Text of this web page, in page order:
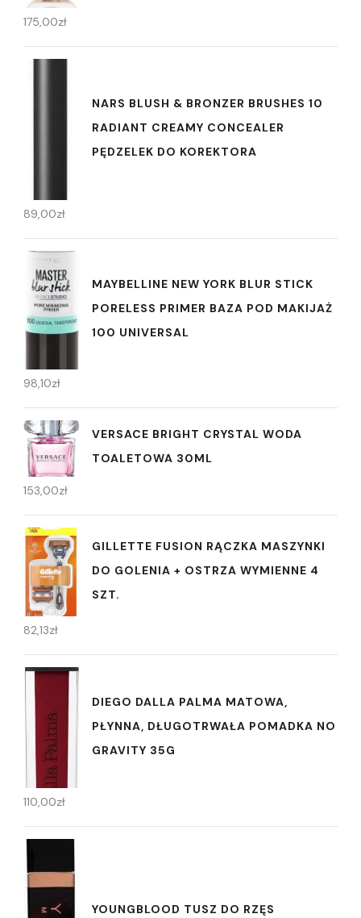
175,00zł
NARS BLUSH & BRONZER BRUSHES 10
RADIANT CREAMY CONCEALER
PĘDZELEK DO KOREKTORA
89,00zł
MAYBELLINE NEW YORK BLUR STICK
PORELESS PRIMER BAZA POD MAKIJAŻ
100 UNIVERSAL
98,10zł
VERSACE BRIGHT CRYSTAL WODA
TOALETOWA 30ML
153,00zł
GILLETTE FUSION RĄCZKA MASZYNKI
DO GOLENIA + OSTRZA WYMIENNE 4
SZT.
82,13zł
DIEGO DALLA PALMA MATOWA,
PŁYNNA, DŁUGOTRWAŁA POMADKA NO
GRAVITY 35G
110,00zł
YOUNGBLOOD TUSZ DO RZĘS